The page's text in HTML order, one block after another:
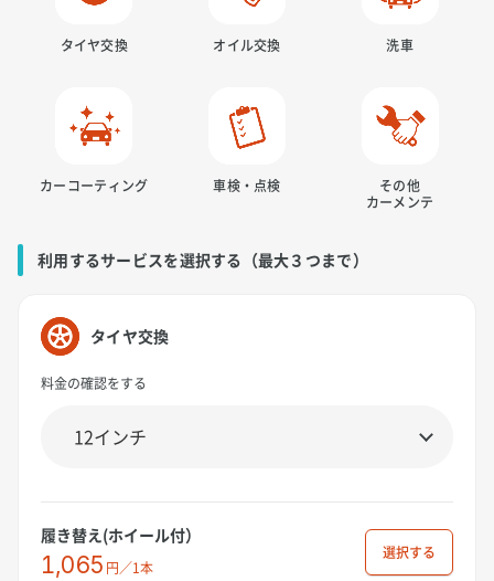
タイヤ交換 オイル交換 洗車
カーコーティング 車検・点検
その他
カーメンテ
利用するサービスを選択する（最大３つまで）
タイヤ交換
料金の確認をする
履き替え(ホイール付）
1,065 円／1本
選択